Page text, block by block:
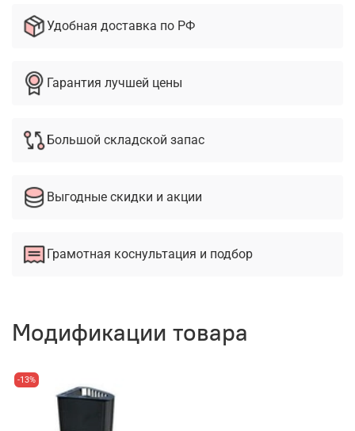
Удобная доставка по РФ
Гарантия лучшей цены
Большой складской запас
Выгодные скидки и акции
Грамотная коснультация и подбор
Модификации товара
-13%